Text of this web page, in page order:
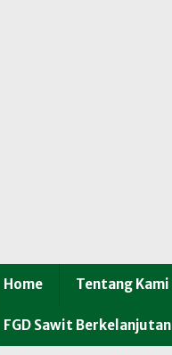
Home Tentang Kami
FGD Sawit Berkelanjutan